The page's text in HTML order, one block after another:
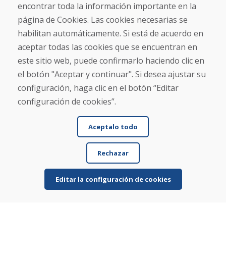
Escribe una reseña
★★★★★
encontrar toda la información importante en la
página de Cookies. Las cookies necesarias se
habilitan automáticamente. Si está de acuerdo en
aceptar todas las cookies que se encuentran en
este sitio web, puede confirmarlo haciendo clic en
el botón "Aceptar y continuar". Si desea ajustar su
configuración, haga clic en el botón “Editar
configuración de cookies”.
Aceptalo todo
Rechazar
Editar la configuración de cookies